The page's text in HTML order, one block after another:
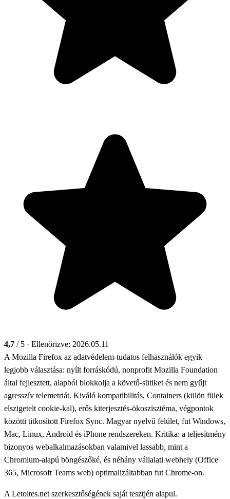
4,7 / 5 · Ellenőrizve: 2026.05.11
A Mozilla Firefox az adatvédelem-tudatos felhasználók egyik
legjobb választása: nyílt forráskódú, nonprofit Mozilla Foundation
által fejlesztett, alapból blokkolja a követő-sütiket és nem gyűjt
agresszív telemetriát. Kiváló kompatibilitás, Containers (külön fülek
elszigetelt cookie-kal), erős kiterjesztés-ökoszisztéma, végpontok
közötti titkosított Firefox Sync. Magyar nyelvű felület, fut Windows,
Mac, Linux, Android és iPhone rendszereken. Kritika: a teljesítmény
bizonyos webalkalmazásokban valamivel lassabb, mint a
Chromium-alapú böngészőké, és néhány vállalati webhely (Office
365, Microsoft Teams web) optimalizáltabban fut Chrome-on.
A Letoltes.net szerkesztőségének saját tesztjén alapul.